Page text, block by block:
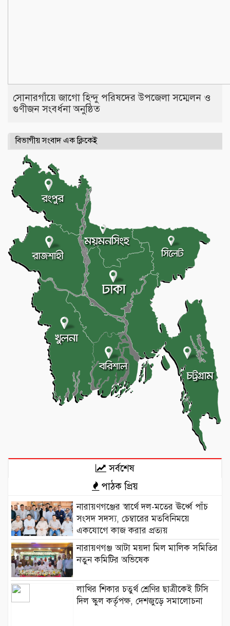
সোনারগাঁয়ে জাগো হিন্দু পরিষদের উপজেলা সম্মেলন ও
গুণীজন সংবর্ধনা অনুষ্ঠিত
বিভাগীয় সংবাদ এক ক্লিকেই
সর্বশেষ
পাঠক প্রিয়
নারায়ণগঞ্জের স্বার্থে দল-মতের ঊর্ধ্বে পাঁচ
সংসদ সদস্য, চেম্বারের মতবিনিময়ে
একযোগে কাজ করার প্রত্যয়
নারায়ণগঞ্জ আটা ময়দা মিল মালিক সমিতির
নতুন কমিটির অভিষেক
লাথির শিকার চতুর্থ শ্রেণির ছাত্রীকেই টিসি
দিল স্কুল কর্তৃপক্ষ, দেশজুড়ে সমালোচনা